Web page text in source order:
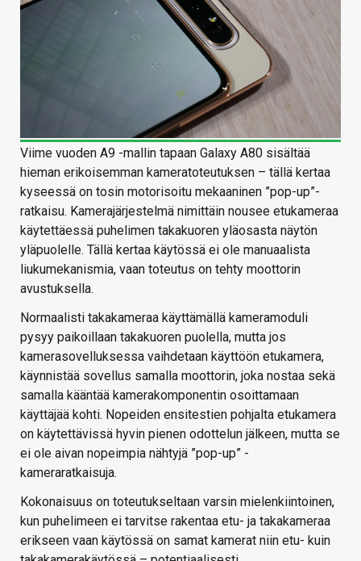
Viime vuoden A9 -mallin tapaan Galaxy A80 sisältää
hieman erikoisemman kameratoteutuksen – tällä kertaa
kyseessä on tosin motorisoitu mekaaninen ”pop-up”-
ratkaisu. Kamerajärjestelmä nimittäin nousee etukameraa
käytettäessä puhelimen takakuoren yläosasta näytön
yläpuolelle. Tällä kertaa käytössä ei ole manuaalista
liukumekanismia, vaan toteutus on tehty moottorin
avustuksella.
Normaalisti takakameraa käyttämällä kameramoduli
pysyy paikoillaan takakuoren puolella, mutta jos
kamerasovelluksessa vaihdetaan käyttöön etukamera,
käynnistää sovellus samalla moottorin, joka nostaa sekä
samalla kääntää kamerakomponentin osoittamaan
käyttäjää kohti. Nopeiden ensitestien pohjalta etukamera
on käytettävissä hyvin pienen odottelun jälkeen, mutta se
ei ole aivan nopeimpia nähtyjä ”pop-up” -
kameraratkaisuja.
Kokonaisuus on toteutukseltaan varsin mielenkiintoinen,
kun puhelimeen ei tarvitse rakentaa etu- ja takakameraa
erikseen vaan käytössä on samat kamerat niin etu- kuin